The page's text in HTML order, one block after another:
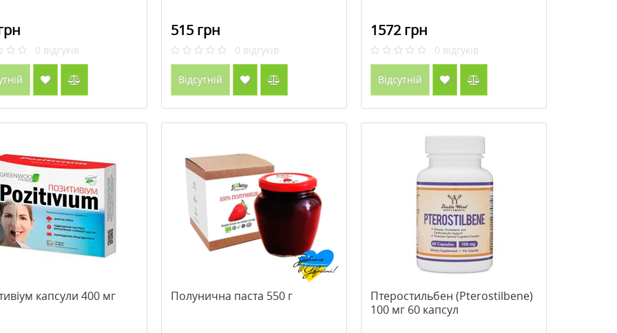
0 відгуків
515 грн
0 відгуків
Відсутній
1572 грн
0 відгуків
Відсутній
капсули 400 мг
Полунична паста 550 г
Птеростильбен (Pterostilbene)
100 мг 60 капсул